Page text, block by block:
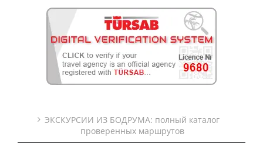
ЭКСКУРСИИ ИЗ БОДРУМА: полный каталог
проверенных маршрутов